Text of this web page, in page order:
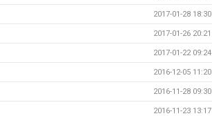
2017-01-28 18:30
2017-01-26 20:21
2017-01-22 09:24
2016-12-05 11:20
2016-11-28 09:30
2016-11-23 13:17